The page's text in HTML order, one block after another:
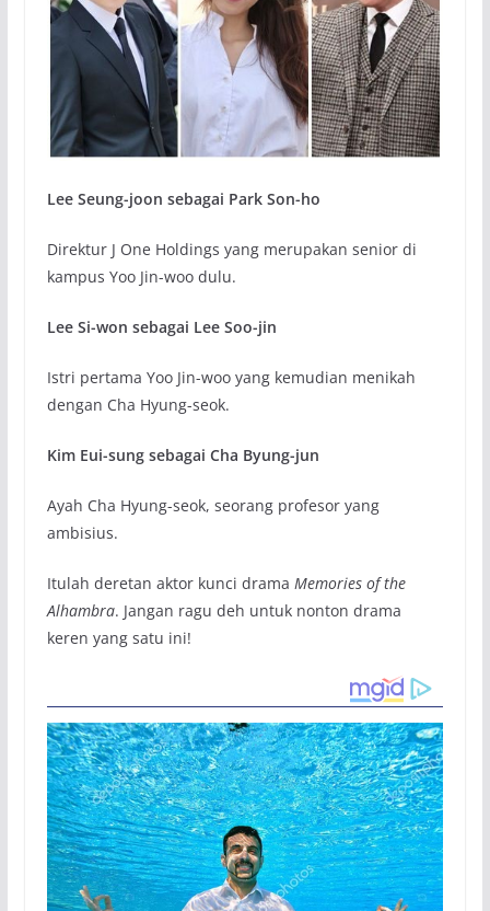
Lee Seung-joon sebagai Park Son-ho
Direktur J One Holdings yang merupakan senior di
kampus Yoo Jin-woo dulu.
Lee Si-won sebagai Lee Soo-jin
Istri pertama Yoo Jin-woo yang kemudian menikah
dengan Cha Hyung-seok.
Kim Eui-sung sebagai Cha Byung-jun
Ayah Cha Hyung-seok, seorang profesor yang
ambisius.
Itulah deretan aktor kunci drama Memories of the
Alhambra. Jangan ragu deh untuk nonton drama
keren yang satu ini!